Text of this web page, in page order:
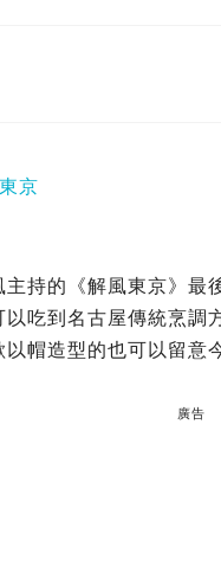
東京
持的《解風東京》最
吃到名古屋傳統烹
帽造型的也可以留意
廣告